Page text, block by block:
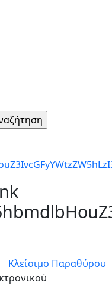
Κλείσιμο Παραθύρου